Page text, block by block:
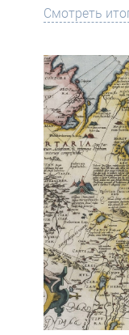
Смотреть